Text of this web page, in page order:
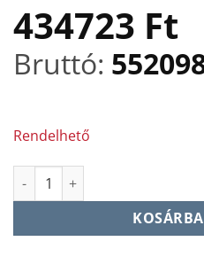
434723 Ft
Bruttó:
Rendelhető
Swiss Air komplett